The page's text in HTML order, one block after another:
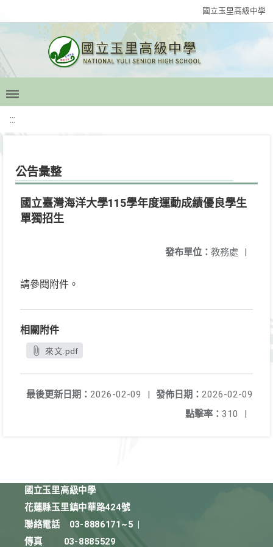
國立玉里高級中學
:::
公告彙整
國立臺灣海洋大學115學年度運動成績優良學生
單獨招生
發布單位： 教務處 |
請參閱附件。
相關附件
來文.pdf
發佈日期： 2026-02-09
最後更新日期： 2026-02-09
|
點擊率： 310 |
國立玉里高級中學
花蓮縣玉里鎮中華路424號
聯絡電話
03-8886171~5
傳真
03-8885529